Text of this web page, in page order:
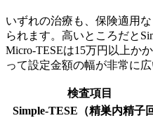
いずれの治療も、保険適用な
られます。高いところだと
Micro-TESEは15万円以上か
って設定金額の幅が非常に広
検査項目
Simple-TESE（精巣内精子